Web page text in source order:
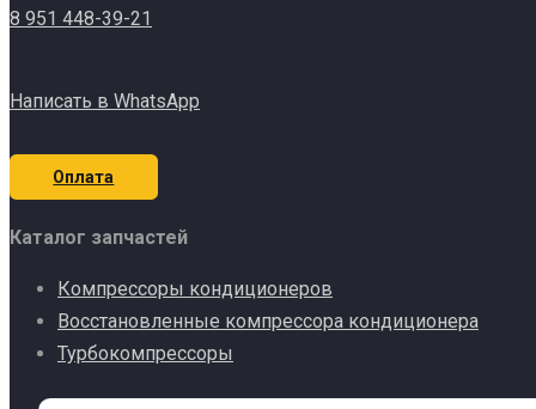
8 951 448-39-21
Написать в WhatsApp
Оплата
Каталог запчастей
Компрессоры кондиционеров
Восстановленные компрессора кондиционера
Турбокомпрессоры